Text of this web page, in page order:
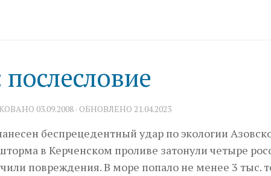
03.09.2008 · ОБНОВЛЕНО 21.04.2023
беспрецедентный удар по экологии
в Керченском проливе затонули четыре
повреждения. В море попало не менее 3 тыс.